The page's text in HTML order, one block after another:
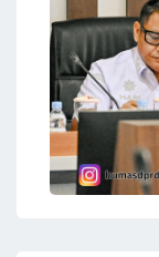
pada hari
Rapat Den